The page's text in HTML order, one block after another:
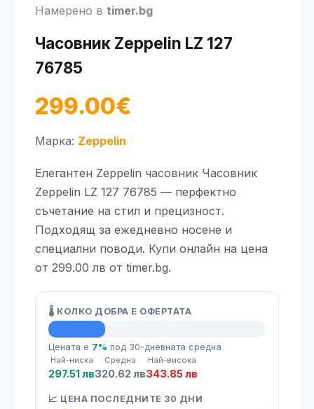
Намерено в timer.bg
Часовник Zeppelin LZ 127
76785
299.00€
Марка: Zeppelin
Елегантен Zeppelin часовник Часовник
Zeppelin LZ 127 76785 — перфектно
съчетание на стил и прецизност.
Подходящ за ежедневно носене и
специални поводи. Купи онлайн на цена
от 299.00 лв от timer.bg.
🌡️ КОЛКО ДОБРА Е ОФЕРТАТА
💡 Средна цена
Цената е 7% под 30-дневната средна
Най-ниска
297.51 лв
Средна
320.62 лв
Най-висока
343.85 лв
📈 ЦЕНА ПОСЛЕДНИТЕ 30 ДНИ